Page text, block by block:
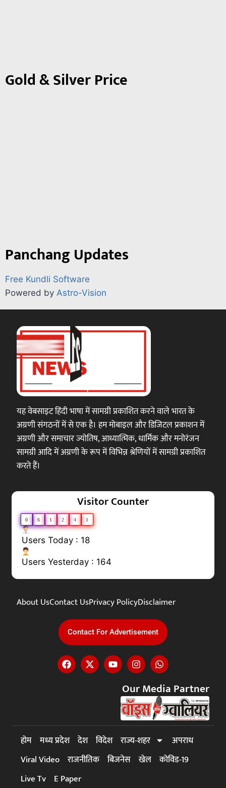
Gold & Silver Price
Panchang Updates
Free Kundli Software
Powered by Astro-Vision
यह वेबसाइट हिंदी भाषा में सामग्री प्रकाशित करने वाले भारत के
अग्रणी संगठनों में से एक है। हम मोबाइल और डिजिटल प्रकाशन में
अग्रणी और समाचार ज्योतिष, आध्यात्मिक, धार्मिक और मनोरंजन
सामग्री आदि में अग्रणी के रूप में विभिन्न श्रेणियों में सामग्री प्रकाशित
करते हैं।
Visitor Counter
0 6 1 2 4 1
Users Today : 18
Users Yesterday : 164
About UsContact UsPrivacy PolicyDisclaimer
Contact For Advertisement
Our Media Partner
होम मध्य प्रदेश देश विदेश राज्य-शहर
अपराध
Viral Video राजनीतिक बिजनेस खेल कोविड-19
Live Tv
E Paper